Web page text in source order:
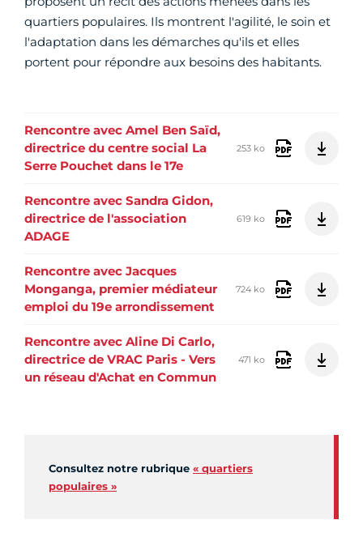
quartiers populaires. Ils montrent l'agilité, le soin et
l'adaptation dans les démarches qu'ils et elles
portent pour répondre aux besoins des habitants.
Rencontre avec Amel Ben Saïd,
directrice du centre social La
Serre Pouchet dans le 17e
253 ko
Rencontre avec Sandra Gidon,
directrice de l'association
ADAGE
619 ko
Rencontre avec Jacques
Monganga, premier médiateur
emploi du 19e arrondissement
724 ko
Rencontre avec Aline Di Carlo,
directrice de VRAC Paris - Vers
un réseau d'Achat en Commun
471 ko
Consultez notre rubrique « quartiers
populaires »